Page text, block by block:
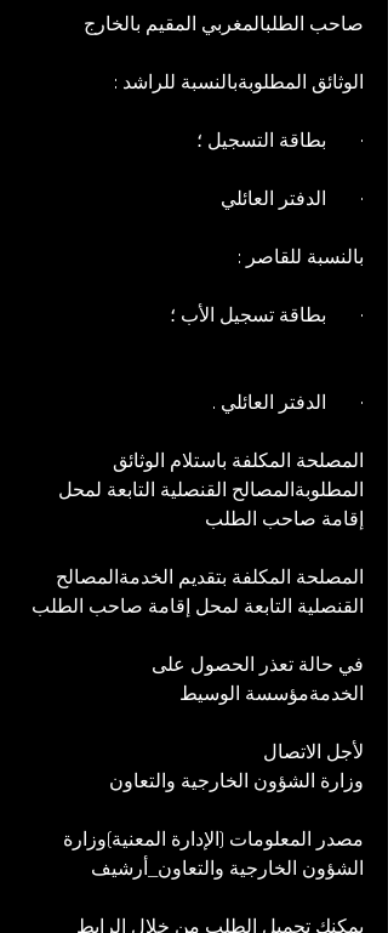
صاحب الطلبالمغربي المقيم بالخارج
الوثائق المطلوبةبالنسبة للراشد :
·       بطاقة التسجيل ؛
·       الدفتر العائلي
بالنسبة للقاصر :
·       بطاقة تسجيل الأب ؛
·       الدفتر العائلي .
المصلحة المكلفة باستلام الوثائق
المطلوبةالمصالح القنصلية التابعة لمحل
إقامة صاحب الطلب
المصلحة المكلفة بتقديم الخدمةالمصالح
القنصلية التابعة لمحل إقامة صاحب الطلب
في حالة تعذر الحصول على
الخدمةمؤسسة الوسيط
لأجل الاتصال
وزارة الشؤون الخارجية والتعاون
مصدر المعلومات (الإدارة المعنية)وزارة
الشؤون الخارجية والتعاون_أرشيف
يمكنك تحميل الطلب من خلال الرابط